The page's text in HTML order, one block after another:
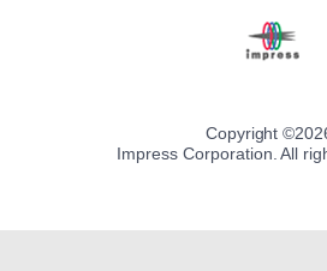
Copyright ©
Impress Corporation. All